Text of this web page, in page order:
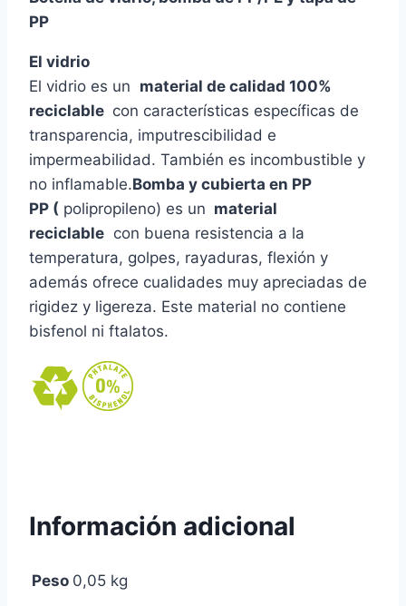
PP
El vidrio
El vidrio es un material de calidad 100%
reciclable con características específicas de
transparencia, imputrescibilidad e
impermeabilidad. También es incombustible y
no inflamable.Bomba y cubierta en PP
PP ( polipropileno) es un material
reciclable con buena resistencia a la
temperatura, golpes, rayaduras, flexión y
además ofrece cualidades muy apreciadas de
rigidez y ligereza. Este material no contiene
bisfenol ni ftalatos.
Información adicional
Peso 0,05 kg